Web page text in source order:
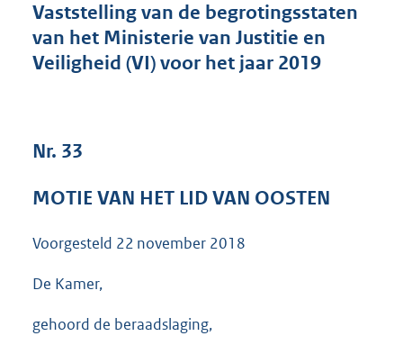
s
g
r
3
b
Vaststelling van de begrotingsstaten
van het Ministerie van Justitie en
Veiligheid (VI) voor het jaar 2019
Nr. 33
MOTIE VAN HET LID VAN OOSTEN
Voorgesteld 22 november 2018
De Kamer,
gehoord de beraadslaging,